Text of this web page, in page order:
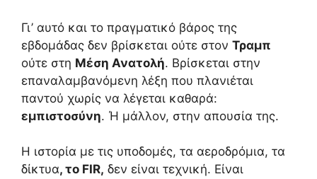
Γι’ αυτό και το πραγματικό βάρος της
εβδομάδας δεν βρίσκεται ούτε στον Τραμπ
ούτε στη Μέση Ανατολή. Βρίσκεται στην
επαναλαμβανόμενη λέξη που πλανιέται
παντού χωρίς να λέγεται καθαρά:
εμπιστοσύνη. Ή μάλλον, στην απουσία της.
Η ιστορία με τις υποδομές, τα αεροδρόμια, τα
δίκτυα, το FIR, δεν είναι τεχνική. Είναι